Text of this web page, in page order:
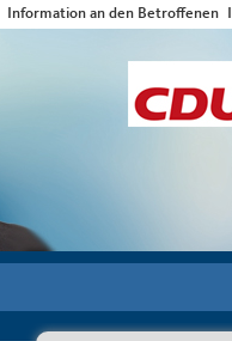
Information an den Betroffenen